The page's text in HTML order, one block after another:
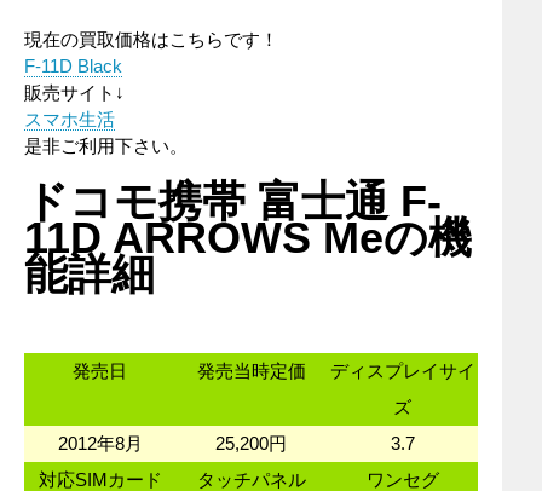
現在の買取価格はこちらです！
F-11D Black
販売サイト↓
スマホ生活
是非ご利用下さい。
ドコモ携帯 富士通 F-
11D ARROWS Meの機
能詳細
発売日 発売当時定価
ディスプレイサイ
ズ
2012年8月
25,200円
3.7
対応SIMカード
タッチパネル
ワンセグ